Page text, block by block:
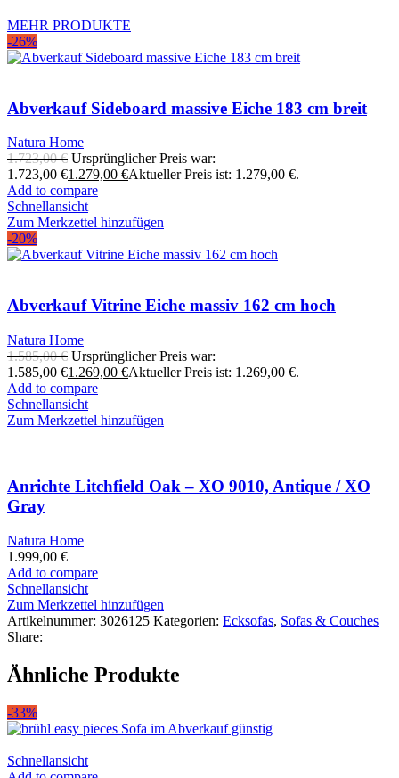
MEHR PRODUKTE
-26%
Abverkauf Sideboard massive Eiche 183 cm breit
Natura Home
1.723,00€ Ursprünglicher Preis war:
1.723,00 €1.279,00 €Aktueller Preis ist: 1.279,00 €.
Add to compare
Schnellansicht
Zum Merkzettel hinzufügen
-20%
Abverkauf Vitrine Eiche massiv 162 cm hoch
Natura Home
1.585,00€ Ursprünglicher Preis war:
1.585,00 €1.269,00 €Aktueller Preis ist: 1.269,00 €.
Add to compare
Schnellansicht
Zum Merkzettel hinzufügen
Anrichte Litchfield Oak – XO 9010, Antique / XO
Gray
Natura Home
1.999,00 €
Add to compare
Schnellansicht
Zum Merkzettel hinzufügen
Artikelnummer: 3026125 Kategorien: Ecksofas, Sofas & Couches
Share:
Ähnliche Produkte
-33%
Schnellansicht